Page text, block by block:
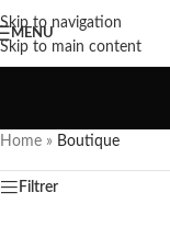
Skip to navigation
Skip to main content
MENU
Home » Boutique
Filtrer